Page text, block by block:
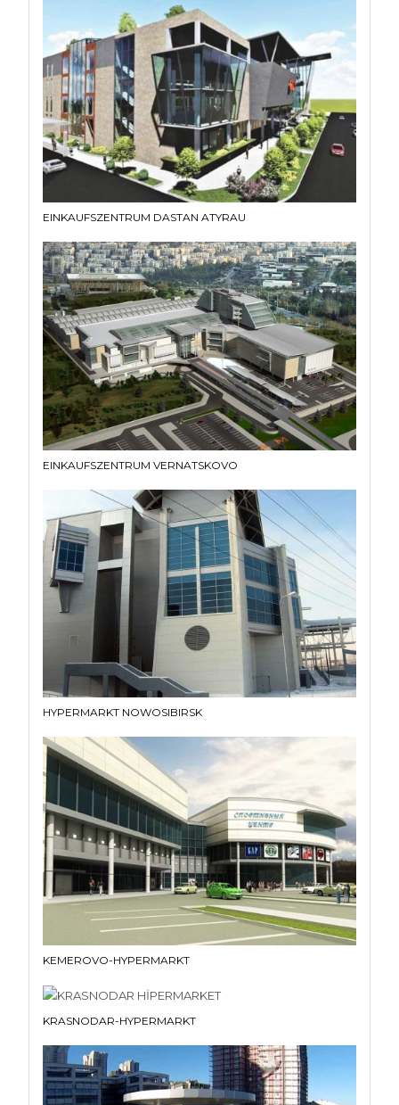
EINKAUFSZENTRUM DASTAN ATYRAU
EINKAUFSZENTRUM VERNATSKOVO
HYPERMARKT NOWOSIBIRSK
KEMEROVO-HYPERMARKT
KRASNODAR-HYPERMARKT